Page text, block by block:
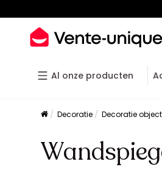
Al onze producten
Decoratie Decoratie